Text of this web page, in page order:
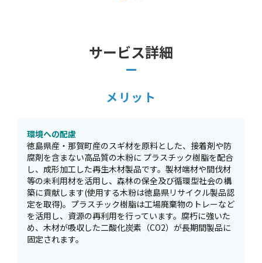
サービス詳細
メリット
環境への配慮
徳島県産・那賀町産のスギ材を原料とした、接着剤や防
腐剤を含まない高品質の木粉に プラスチック樹脂を配合
し、成形加工した再生木材製品です。製材端材や間伐材
等の未利用材を活用し、森林の保全及び循環型社会の構
築に貢献します(使用する木粉は徳島県リサイクル製品認
定を取得)。プラスチック樹脂は工場廃棄物のトレーなど
を活用し、資源の再利用を行っています。腐朽に強いた
め、木材が吸収した二酸化炭素（CO2）が長期間製品に
固定されます。